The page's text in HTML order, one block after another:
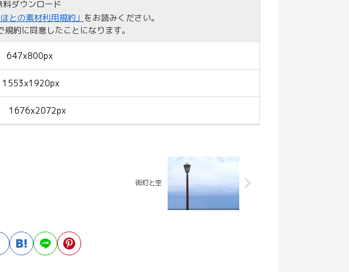
料ダウンロード
ほとの素材利用規約」 をお読みください。
約に同意したことになります。
647x800px
1553x1920px
1676x2072px
街灯と空